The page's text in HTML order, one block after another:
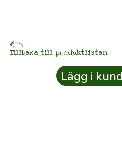
idag
Tillbaka till produktlistan
Lägg i